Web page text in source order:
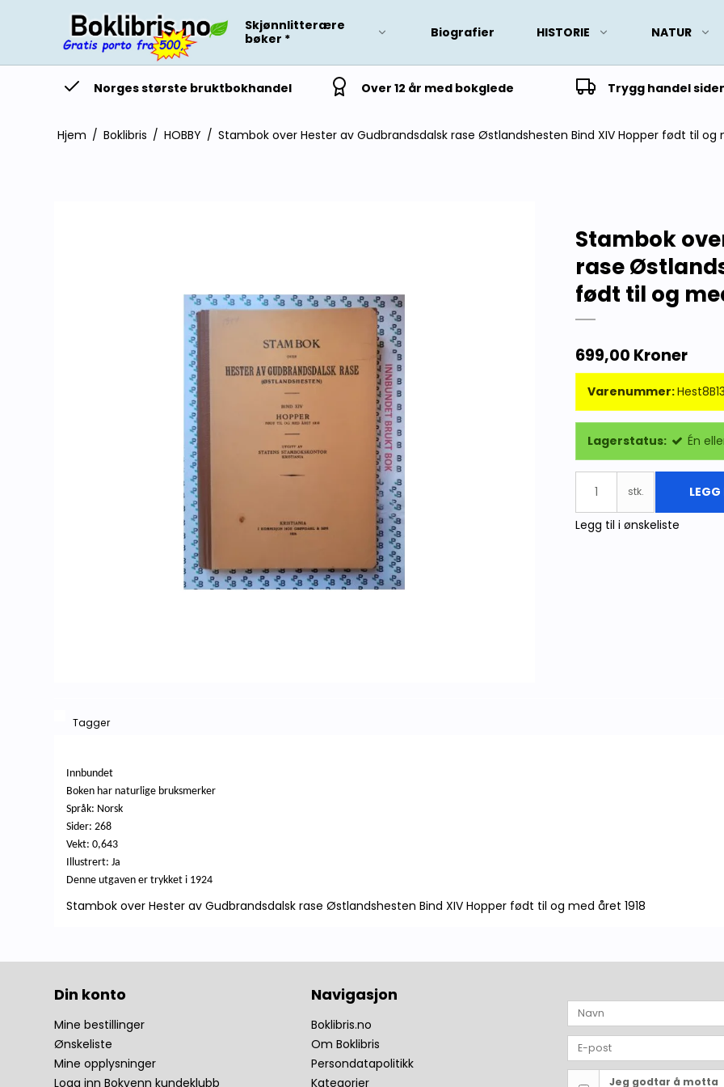
Skjønnlitterære
bøker *
Biografier HISTORIE NATUR
Norges største bruktbokhandel Over 12 år med bokglede Trygg handel
Hjem / Boklibris / HOBBY / Stambok over Hester av Gudbrandsdalsk rase Østlandshesten Bind XIV Hopper født til og
Stambok
rase
født til og
699,00 Kroner
Varenummer:
Lagerstatus: Én
stk. LEGG
Legg til i ønskeliste
Tagger
Innbundet
Boken har naturlige bruksmerker
Språk: Norsk
Sider: 268
Vekt: 0,643
Illustrert: Ja
Denne utgaven er trykket i 1924
Stambok over Hester av Gudbrandsdalsk rase Østlandshesten Bind XIV Hopper født til og med året 1918
Din konto
Mine bestillinger
Ønskeliste
Mine opplysninger
Logg inn Bokvenn kundeklubb
Navigasjon
Boklibris.no
Om Boklibris
Persondatapolitikk
Kategorier
Jeg godtar å motta